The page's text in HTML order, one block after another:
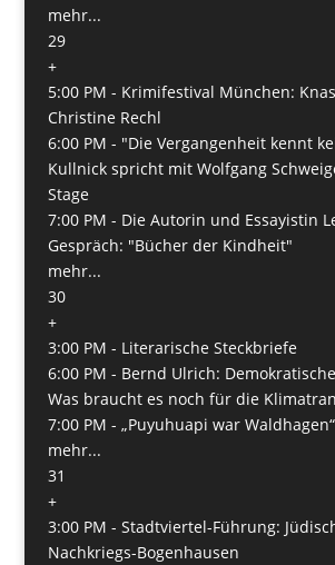
mehr...
29
+
5:00 PM - Krimifestival München:
Christine Rechl
6:00 PM - "Die Vergangenheit kennt
Kullnick spricht mit Wolfgang
Stage
7:00 PM - Die Autorin und Essayistin
Gespräch: "Bücher der Kindheit"
mehr...
30
+
3:00 PM - Literarische Steckbriefe
6:00 PM - Bernd Ulrich:
Was braucht es noch für die
7:00 PM - „Puyuhuapi war
mehr...
31
+
3:00 PM - Stadtviertel-Führung:
Nachkriegs-Bogenhausen